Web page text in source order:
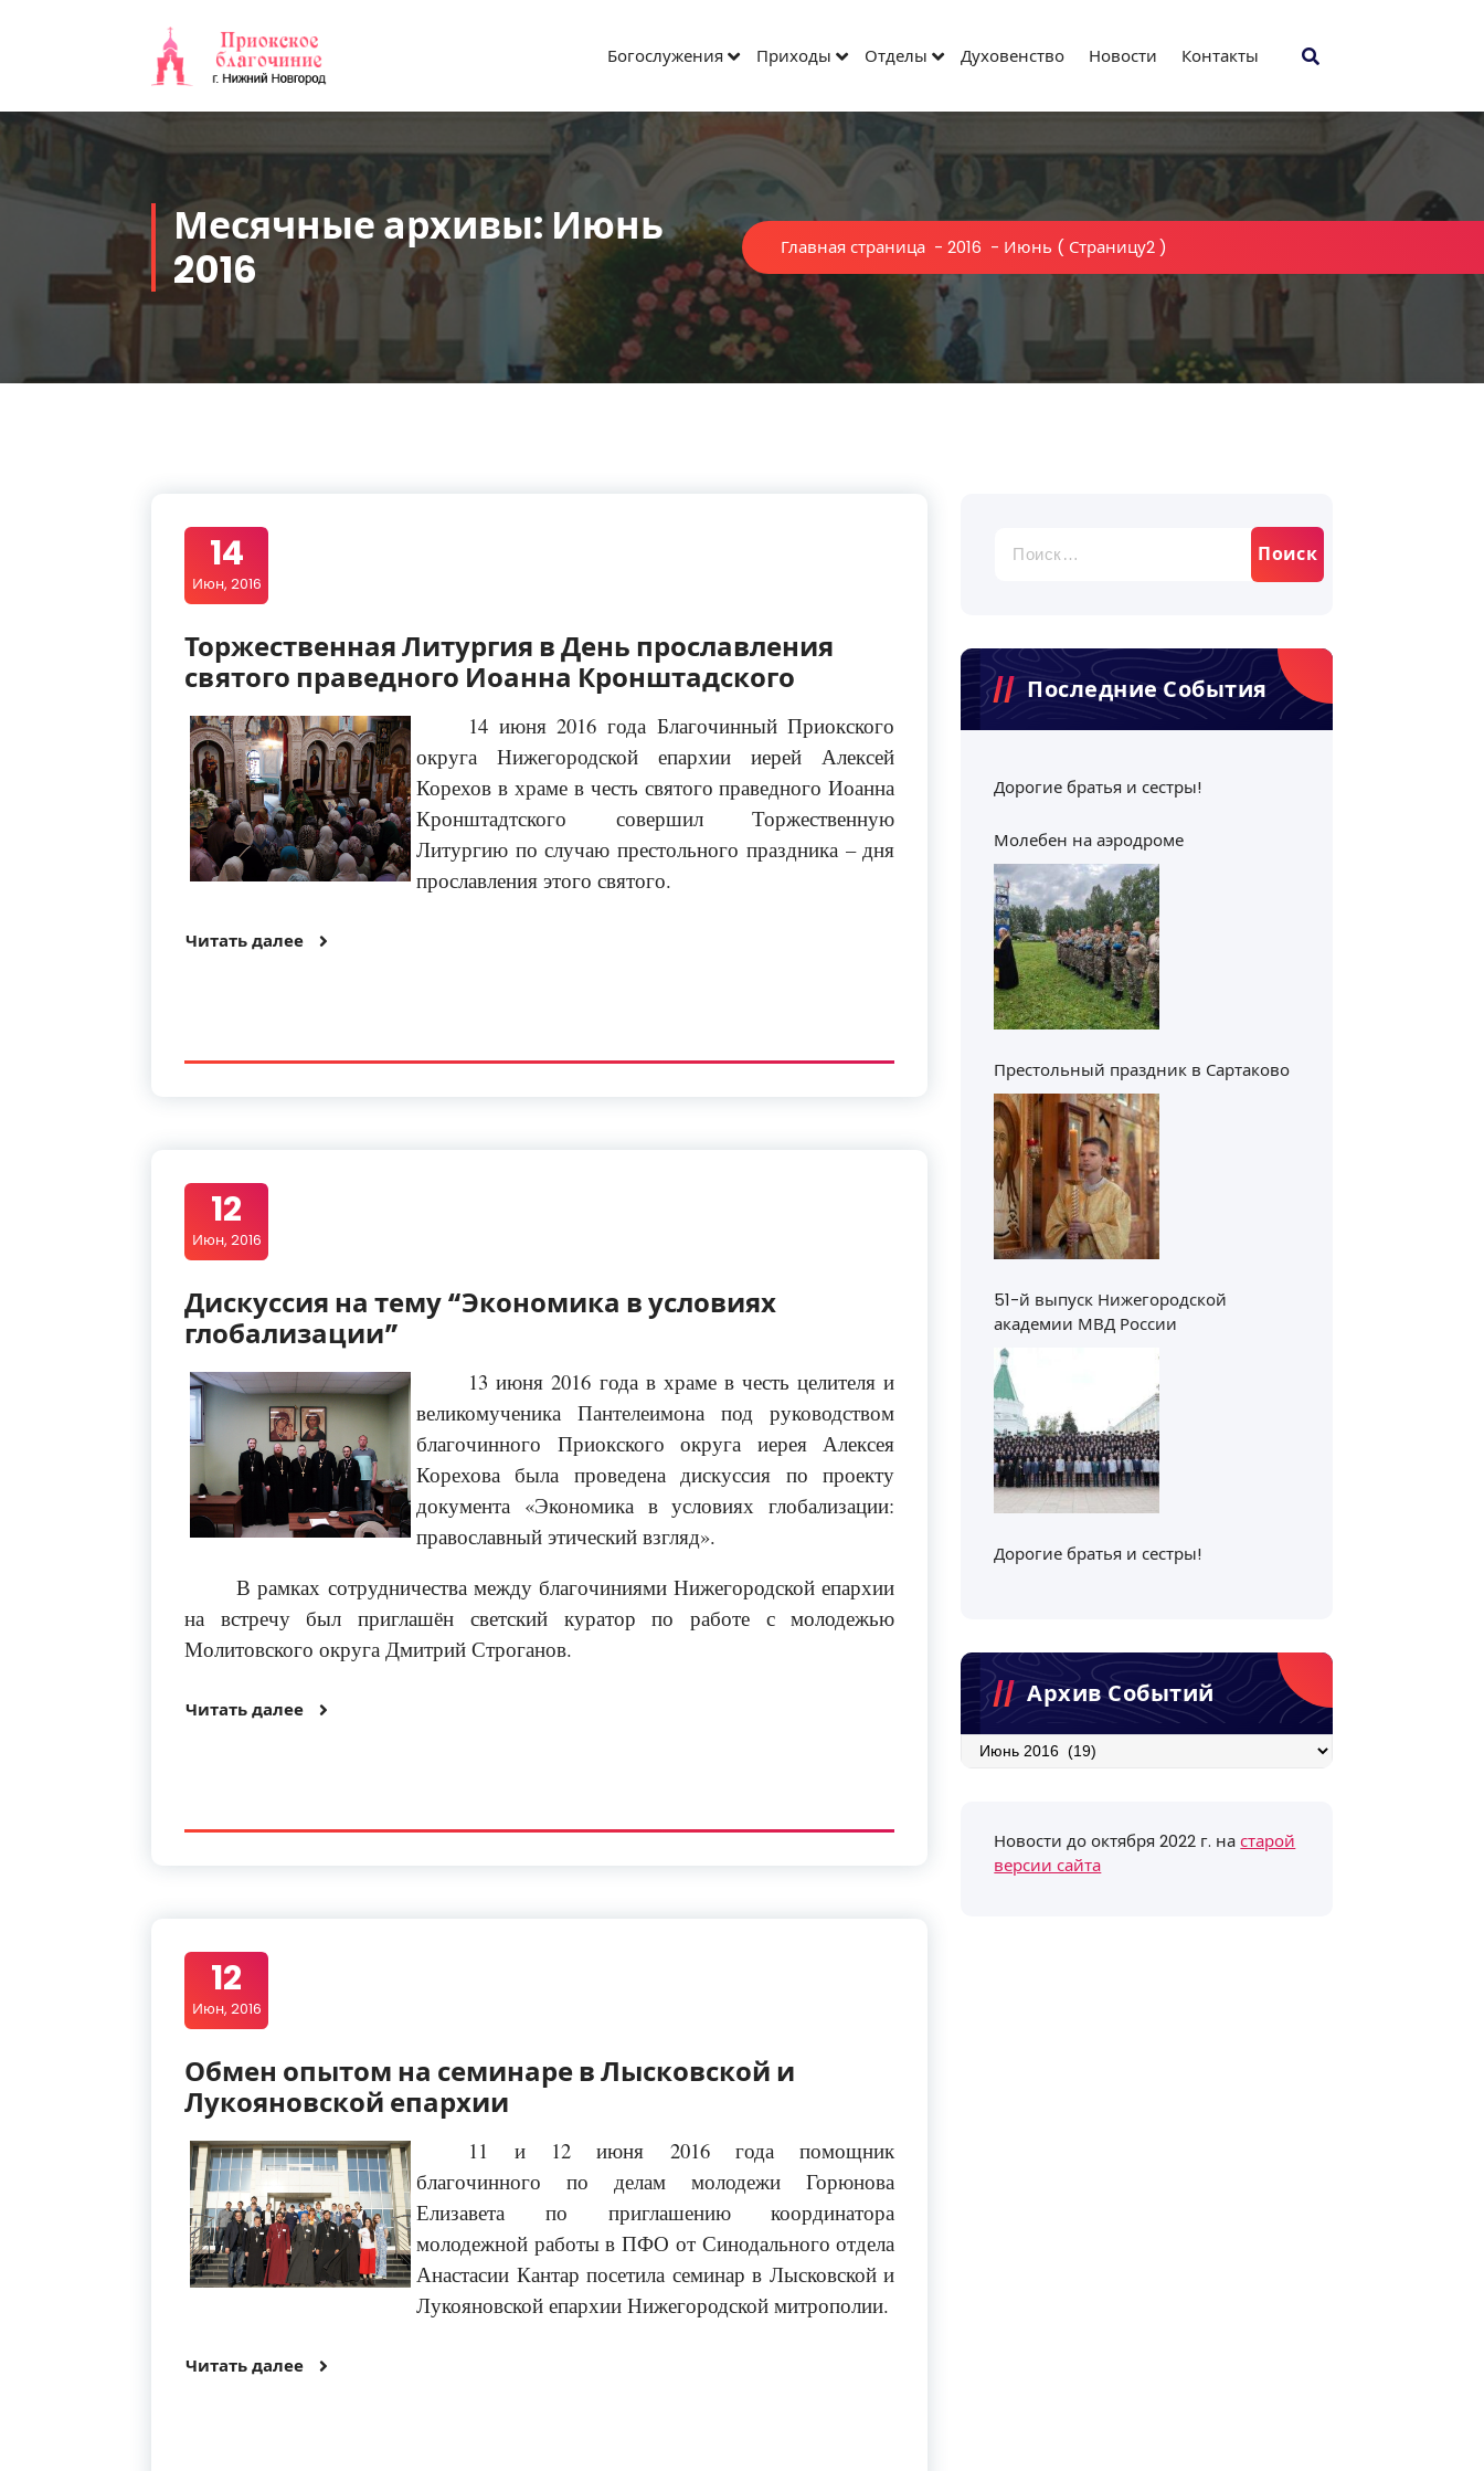
Богослужения Приходы Отделы Духовенство Новости Контакты
Месячные архивы: Июнь
2016
Главная страница - 2016 - Июнь ( Страницу2 )
14
Июн, 2016
Торжественная Литургия в День прославления
святого праведного Иоанна Кронштадского
14 июня 2016 года Благочинный Приокского
округа Нижегородской епархии иерей Алексей
Корехов в храме в честь святого праведного Иоанна
Кронштадтского совершил Торжественную
Литургию по случаю престольного праздника – дня
прославления этого святого.
Читать далее
12
Июн, 2016
Дискуссия на тему “Экономика в условиях
глобализации”
13 июня 2016 года в храме в честь целителя и
великомученика Пантелеимона под руководством
благочинного Приокского округа иерея Алексея
Корехова была проведена дискуссия по проекту
документа «Экономика в условиях глобализации:
православный этический взгляд».
В рамках сотрудничества между благочиниями Нижегородской епархии
на встречу был приглашён светский куратор по работе с молодежью
Молитовского округа Дмитрий Строганов.
Читать далее
12
Июн, 2016
Обмен опытом на семинаре в Лысковской и
Лукояновской епархии
11 и 12 июня 2016 года помощник
благочинного по делам молодежи Горюнова
Елизавета по приглашению координатора
молодежной работы в ПФО от Синодального отдела
Анастасии Кантар посетила семинар в Лысковской и
Лукояновской епархии Нижегородской митрополии.
Читать далее
Последние События
Дорогие братья и сестры!
Молебен на аэродроме
Престольный праздник в Сартаково
51-й выпуск Нижегородской
академии МВД России
Дорогие братья и сестры!
Архив Событий
Архив
Новости до октября 2022 г. настарой
версии сайта